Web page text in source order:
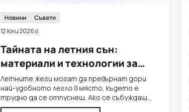
Новини
Съвети
12 юли 2026 г.
Тайната на летния сън:
материали и технологии за
прохладни нощи
Летните жеги могат да превърнат дори
най-удобното легло в място, където е
трудно да се отпуснеш. Ако се събуждаш
потен, въртиш се често или